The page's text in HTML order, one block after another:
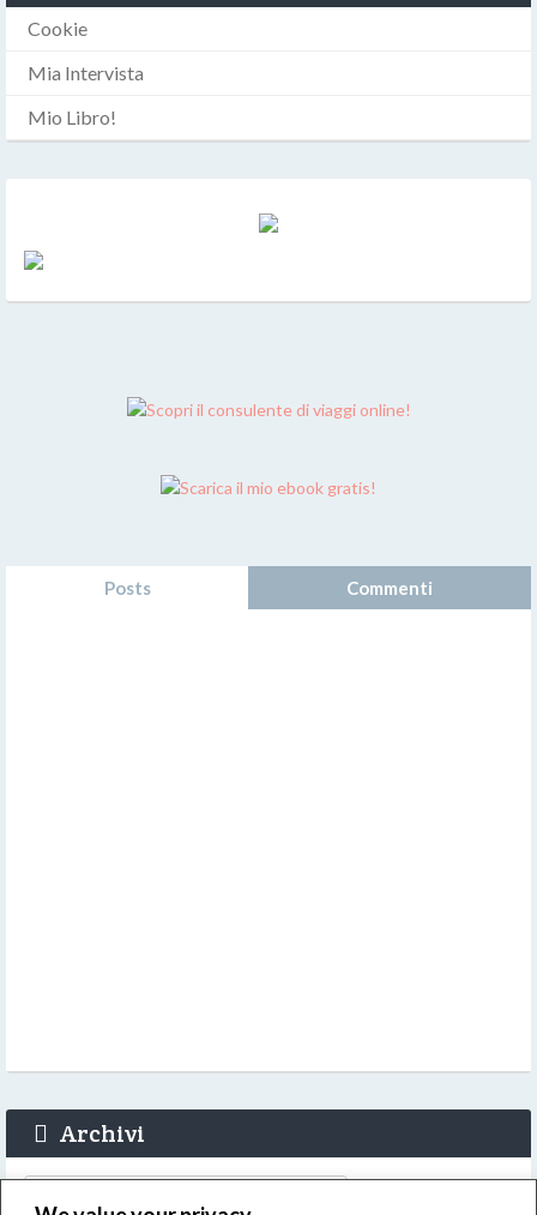
Cookie
Mia Intervista
Mio Libro!
Posts Commenti
Archivi